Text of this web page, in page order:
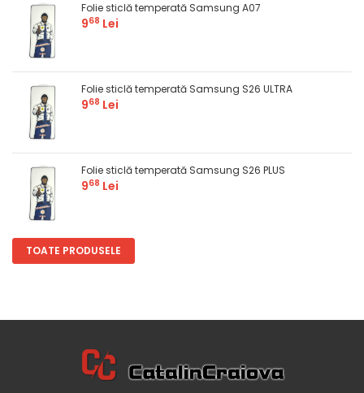
Folie sticlă temperată Samsung A07
968 Lei
Folie sticlă temperată Samsung S26 ULTRA
968 Lei
Folie sticlă temperată Samsung S26 PLUS
968 Lei
TOATE PRODUSELE